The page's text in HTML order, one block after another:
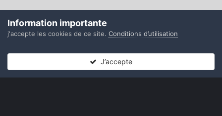
Information importante
j'accepte les cookies de ce site. Conditions d’utilisation
J’accepte